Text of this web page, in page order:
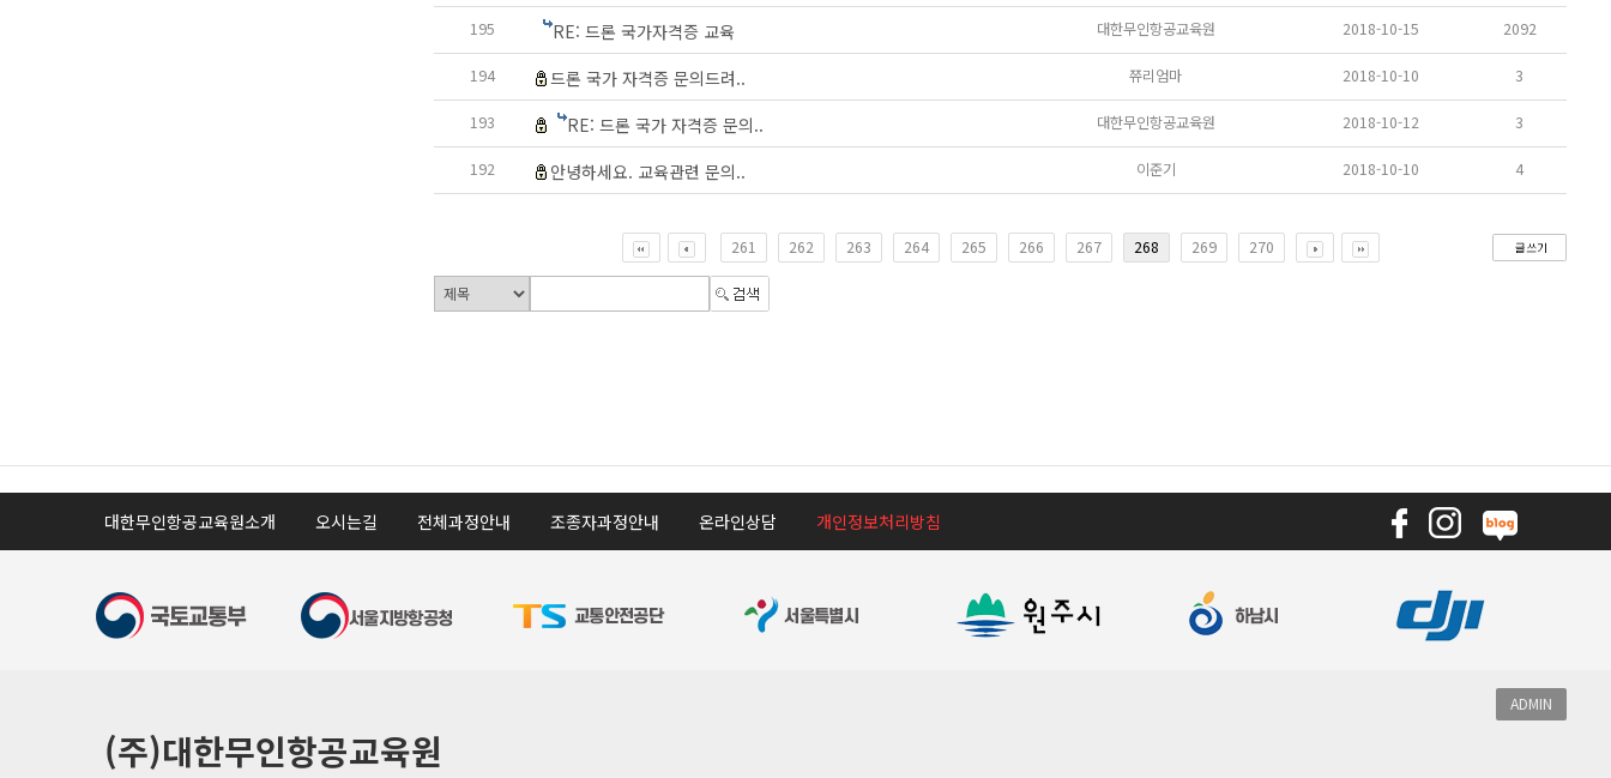
195 RE: 드론 국가자격증 교육 대한무인항공교육원 2018-10-15 2092
194 드론 국가 자격증 문의드려.. 쮸리엄마 2018-10-10 3
193 RE: 드론 국가 자격증 문의.. 대한무인항공교육원 2018-10-12 3
192 안녕하세요. 교육관련 문의.. 이준기 2018-10-10 4
261 262 263 264 265 266 267 268 269 270
대한무인항공교육원소개 오시는길 전체과정안내 조종자과정안내 온라인상담 개인정보처리방침
ADMIN
(주)대한무인항공교육원